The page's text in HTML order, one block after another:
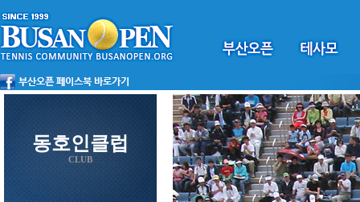
동호인클럽
CLUB